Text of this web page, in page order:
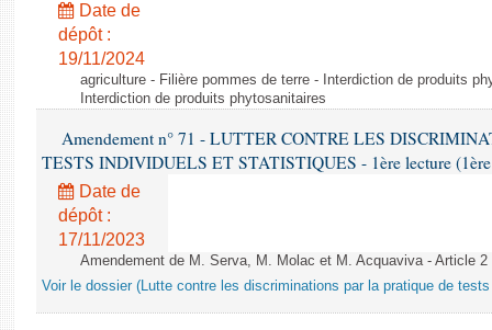
Date de
dépôt :
19/11/2024
agriculture - Filière pommes de terre - Interdiction de produits
Interdiction de produits phytosanitaires
Amendement n° 71 - LUTTER CONTRE LES
TESTS INDIVIDUELS ET STATISTIQUES - 1ère lecture (1ère
Date de
dépôt :
17/11/2023
Amendement de M. Serva, M. Molac et M. Acquaviva - Article
Voir le dossier (Lutte contre les discriminations par la pratique de